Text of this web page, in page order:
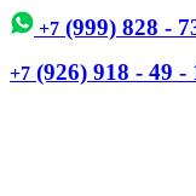
+7 (999) 828 -
+7 (926) 918 - 49 -